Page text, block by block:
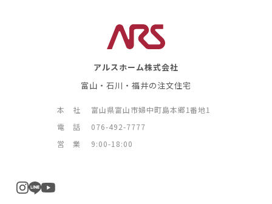
アルスホーム株式会社
富山・石川・福井の注文住宅
本 社
富山県富山市婦中町島本郷1番地1
電 話
076-492-7777
営 業
9:00-18:00